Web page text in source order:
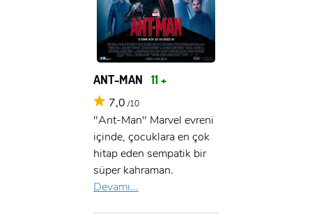
ANT-MAN 11 +
7,0 /10
"Ant-Man" Marvel evreni
içinde, çocuklara en çok
hitap eden sempatik bir
süper kahraman.
Devamı...